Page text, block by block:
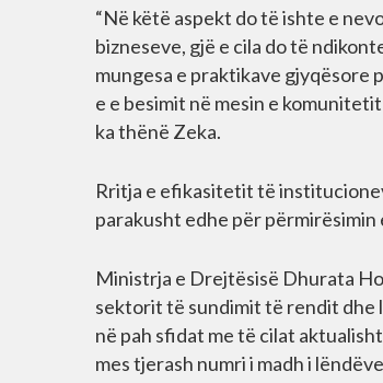
“Në këtë aspekt do të ishte e
bizneseve, gjë e cila do të
mungesa e praktikave gjyqësore
e e besimit në mesin e
ka thënë Zeka.
Rritja e efikasitetit të
parakusht edhe për
Ministrja e Drejtësisë Dhurata
sektorit të sundimit të rendit dhe
në pah sfidat me të cilat
mes tjerash numri i madh i